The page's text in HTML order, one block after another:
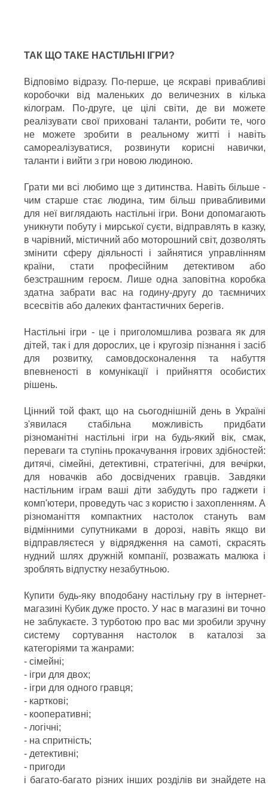
ТАК ЩО ТАКЕ НАСТІЛЬНІ ІГРИ?
Відповімо відразу. По-перше, це яскраві привабливі
коробочки від маленьких до величезних в кілька
кілограм. По-друге, це цілі світи, де ви можете
реалізувати свої приховані таланти, робити те, чого
не можете зробити в реальному житті і навіть
самореалізуватися, розвинути корисні навички,
таланти і вийти з гри новою людиною.
Грати ми всі любимо ще з дитинства. Навіть більше -
чим старше стає людина, тим більш привабливими
для неї виглядають настільні ігри. Вони допомагають
уникнути побуту і мирської суєти, відправлять в казку,
в чарівний, містичний або моторошний світ, дозволять
змінити сферу діяльності і зайнятися управлінням
країни, стати професійним детективом або
безстрашним героєм. Лише одна заповітна коробка
здатна забрати вас на годину-другу до таємничих
всесвітів або далеких фантастичних берегів.
Настільні ігри - це і приголомшлива розвага як для
дітей, так і для дорослих, це і кругозір пізнання і засіб
для розвитку, самовдосконалення та набуття
впевненості в комунікації і прийняття особистих
рішень.
Цінний той факт, що на сьогоднішній день в Україні
з'явилася стабільна можливість придбати
різноманітні настільні ігри на будь-який вік, смак,
переваги та ступінь прокачування ігрових здібностей:
дитячі, сімейні, детективні, стратегічні, для вечірки,
для новачків або досвідчених гравців. Завдяки
настільним іграм ваші діти забудуть про гаджети і
комп'ютери, проведуть час з користю і захопленням. А
різноманіття компактних настолок стануть вам
відмінними супутниками в дорозі, навіть якщо ви
відправляєтеся у відрядження на самоті, скрасять
нудний шлях дружній компанії, розважать малюка і
зроблять відпустку незабутньою.
Купити будь-яку вподобану настільну гру в інтернет-
магазині Кубик дуже просто. У нас в магазині ви точно
не заблукаєте. З турботою про вас ми зробили зручну
систему сортування настолок в каталозі за
категоріями та жанрами:
- сімейні;
- ігри для двох;
- ігри для одного гравця;
- карткові;
- кооперативні;
- логічні;
- на спритність;
- детективні;
- пригоди
і багато-багато різних інших розділів ви знайдете на